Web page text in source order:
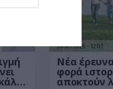
08.05.2026 12:01
Νέα
φορά
αποκτούν